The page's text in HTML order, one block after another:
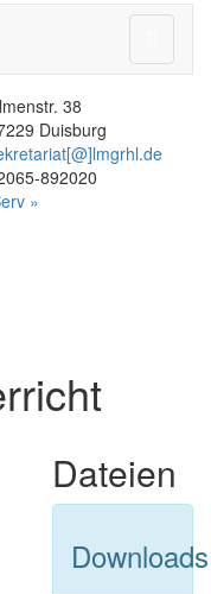
ein-/
38
Duisburg
892020
»
Dateien
Downloads